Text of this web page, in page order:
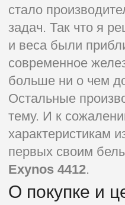
стало
задач. Так что я
и веса были
современное
больше ни о чем
Остальные
тему. И к
характеристикам
первых своим
Exynos 4412.
О покупке и